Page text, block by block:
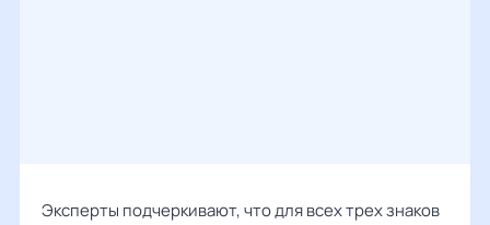
Эксперты подчеркивают, что для всех трех знаков